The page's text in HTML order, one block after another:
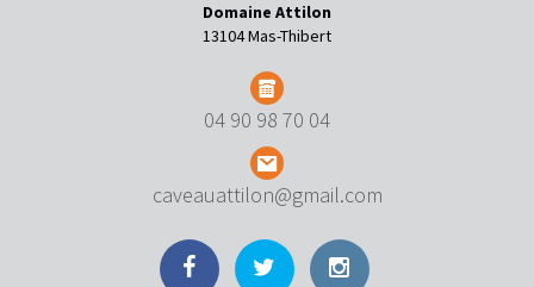
Domaine Attilon
13104 Mas-Thibert
04 90 98 70 04
caveauattilon@gmail.com